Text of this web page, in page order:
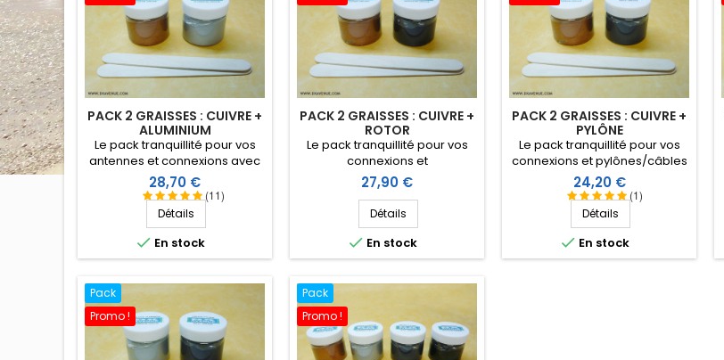
PACK 2 GRAISSES : CUIVRE +
ALUMINIUM
(11)
Le pack tranquillité pour vos
antennes et connexions avec
ces 2 graisses (cuivre et
aluminium) à un prix réduit.
Prix
28,70 €
Détails
 En stock
PACK 2 GRAISSES : CUIVRE +
ROTOR
Le pack tranquillité pour vos
connexions et
rotors/roulements avec ces 2
graisses (cuivre et rotor) à prix
réduit.
Prix
27,90 €
Détails
 En stock
PACK 2 GRAISSES : CUIVRE +
PYLÔNE
(1)
Le pack tranquillité pour vos
connexions et pylônes/câbles
avec ces 2 graisses (cuivre et
pylône) à prix réduit.
Prix
24,20 €
Détails
 En stock
Pack
Promo !
Pack
Promo !